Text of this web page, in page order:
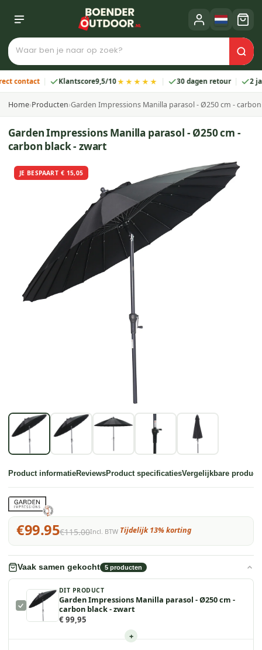
Klantscore9,5/10★★★★★ 30 dagen retour 2 jaar
Home›Producten›Garden Impressions Manilla parasol - Ø250 cm -
Garden Impressions Manilla parasol - Ø250 cm -
carbon black - zwart
JE BESPAART € 15,05
Product informatieReviewsProduct specificatiesVergelijkbare
€99.95€115.00Incl. BTW Tijdelijk 13% korting
Vaak samen gekocht 5 producten
DIT PRODUCT
Garden Impressions Manilla parasol - Ø250 cm -
carbon black - zwart
€ 99,95
+